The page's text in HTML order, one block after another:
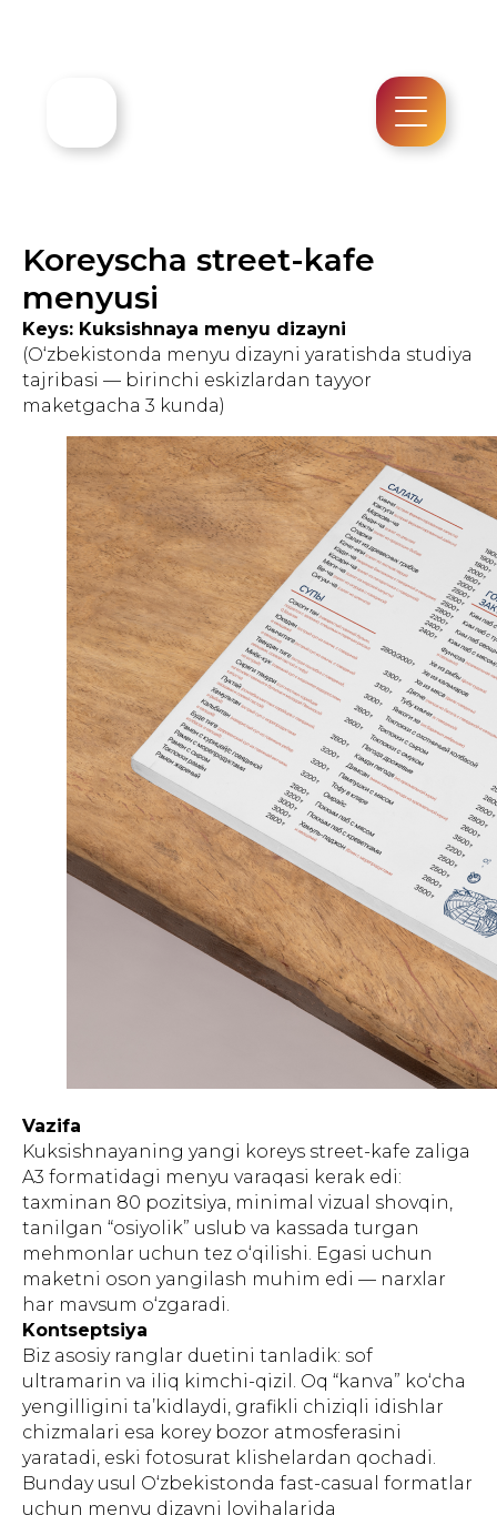
Koreyscha street-kafe
menyusi
Keys: Kuksishnaya menyu dizayni
(O‘zbekistonda menyu dizayni yaratishda studiya
tajribasi — birinchi eskizlardan tayyor
maketgacha 3 kunda)
Vazifa
Kuksishnayaning yangi koreys street-kafe zaliga
A3 formatidagi menyu varaqasi kerak edi:
taxminan 80 pozitsiya, minimal vizual shovqin,
tanilgan “osiyolik” uslub va kassada turgan
mehmonlar uchun tez o‘qilishi. Egasi uchun
maketni oson yangilash muhim edi — narxlar
har mavsum o‘zgaradi.
Kontseptsiya
Biz asosiy ranglar duetini tanladik: sof
ultramarin va iliq kimchi-qizil. Oq “kanva” ko‘cha
yengilligini ta’kidlaydi, grafikli chiziqli idishlar
chizmalari esa korey bozor atmosferasini
yaratadi, eski fotosurat klishelardan qochadi.
Bunday usul O‘zbekistonda fast-casual formatlar
uchun menyu dizayni loyihalarida